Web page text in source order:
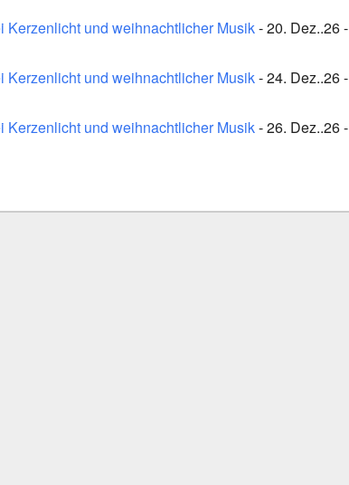
und weihnachtlicher Musik- 20. Dez..26 -
und weihnachtlicher Musik- 24. Dez..26 -
und weihnachtlicher Musik- 26. Dez..26 -